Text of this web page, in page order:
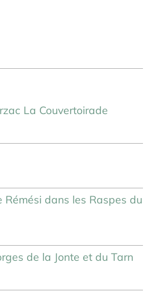
La Couvertoirade
dans les Raspes du
de la Jonte et du Tarn